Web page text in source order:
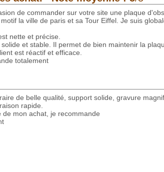
de commander sur votre site une plaque
la ville de paris et sa Tour Eiffel. Je suis
nette et précise.
et stable. Il permet de bien maintenir la
est réactif et efficace.
totalement
de belle qualité, support solide, gravure
rapide.
de mon achat, je recommande